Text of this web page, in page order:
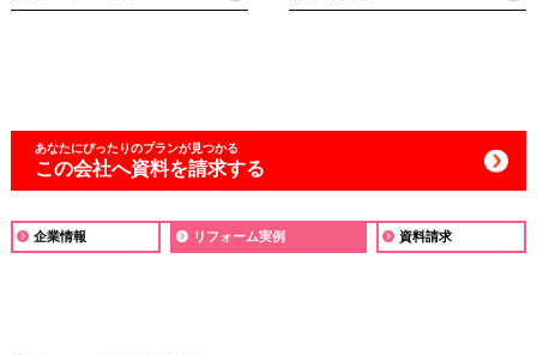
あなたにぴったりのプランが見つかる
この会社へ資料を請求する
企業情報 リフォーム実例 資料請求